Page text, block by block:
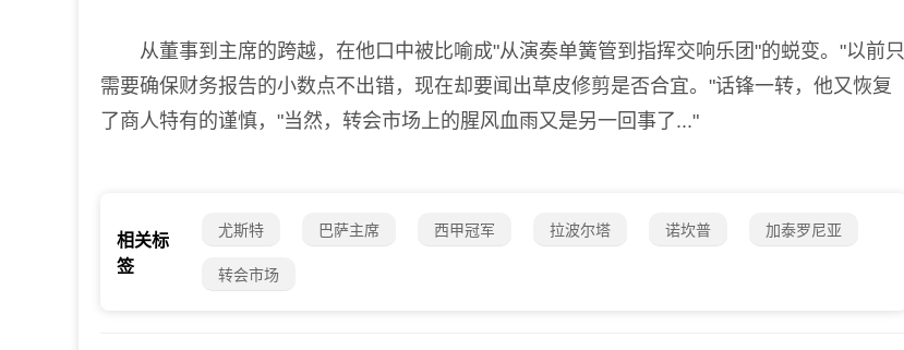
从董事到主席的跨越，在他口中被比喻成"从演奏单簧管到指挥交响乐团"的蜕变。"以前只
需要确保财务报告的小数点不出错，现在却要闻出草皮修剪是否合宜。"话锋一转，他又恢复
了商人特有的谨慎，"当然，转会市场上的腥风血雨又是另一回事了..."
相关标
签
尤斯特 巴萨主席 西甲冠军 拉波尔塔 诺坎普 加泰罗尼亚
转会市场